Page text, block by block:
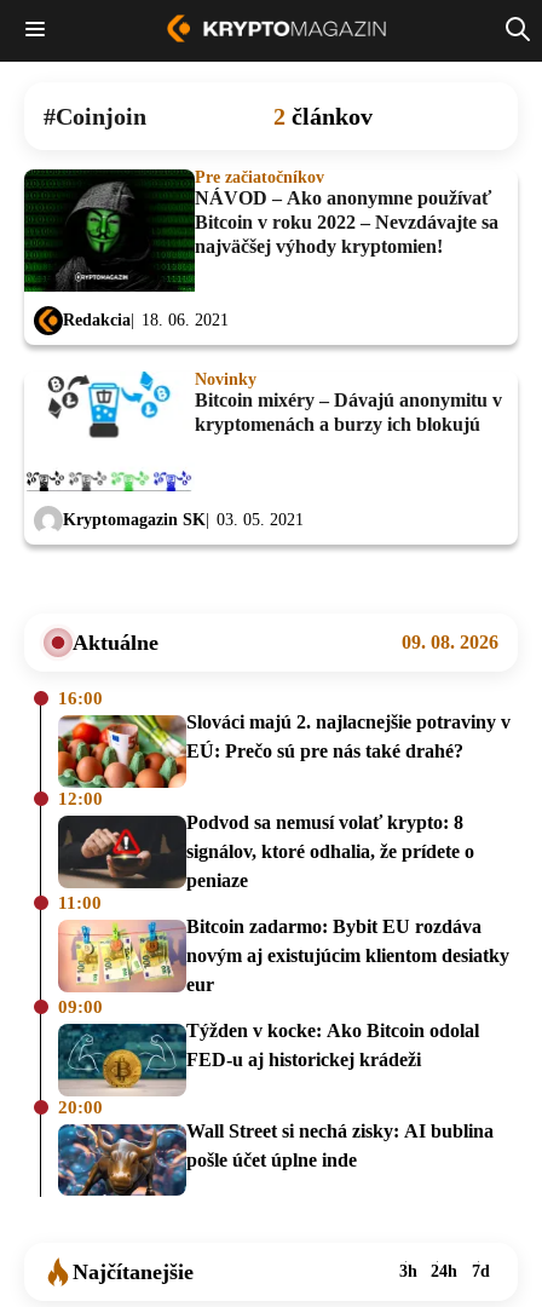
Coinjoin 2 článkov
Pre začiatočníkov
NÁVOD – Ako anonymne používať
Bitcoin v roku 2022 – Nevzdávajte sa
najväčšej výhody kryptomien!
Redakcia 18. 06. 2021
Novinky
Bitcoin mixéry – Dávajú anonymitu v
kryptomenách a burzy ich blokujú
Kryptomagazin SK 03. 05. 2021
Aktuálne 09. 08. 2026
16:00
Slováci majú 2. najlacnejšie potraviny v
EÚ: Prečo sú pre nás také drahé?
12:00
Podvod sa nemusí volať krypto: 8
signálov, ktoré odhalia, že prídete o
peniaze
11:00
Bitcoin zadarmo: Bybit EU rozdáva
novým aj existujúcim klientom desiatky
eur
09:00
Týžden v kocke: Ako Bitcoin odolal
FED-u aj historickej krádeži
20:00
Wall Street si nechá zisky: AI bublina
pošle účet úplne inde
Najčítanejšie 3h 24h 7d